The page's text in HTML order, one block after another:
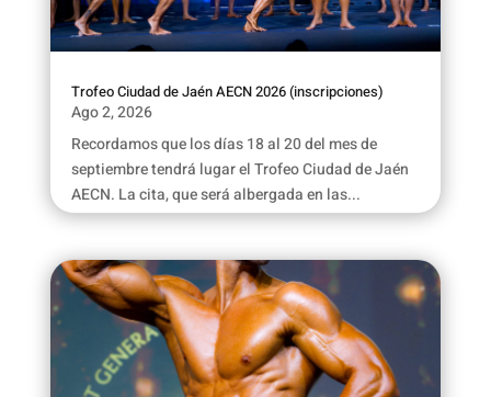
Trofeo Ciudad de Jaén AECN 2026 (inscripciones)
Ago 2, 2026
Recordamos que los días 18 al 20 del mes de
septiembre tendrá lugar el Trofeo Ciudad de Jaén
AECN. La cita, que será albergada en las...